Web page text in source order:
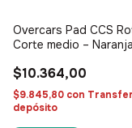
Overcars Pad CCS
Corte medio –
$10.364,00
$9.845,80 con
depósito